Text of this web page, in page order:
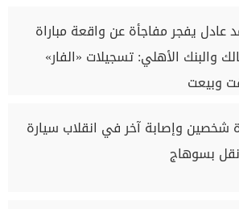
عادل يفجر مفاجأة عن واقعة مباراة
والبنك الأهلي: تسجيلات «الفار»
وبيعت
شخصين وإصابة آخر في انقلاب سيارة
بسوهاج